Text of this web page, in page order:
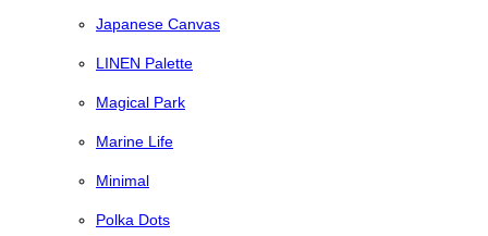
Japanese Canvas
LINEN Palette
Magical Park
Marine Life
Minimal
Polka Dots